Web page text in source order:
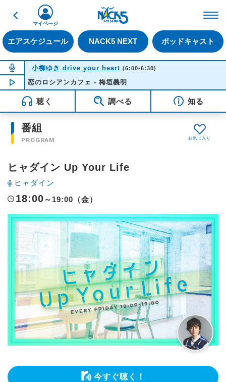
戻る
エアスケジュール NACK5 NEXT ポッドキャスト
マイページ
NOW ON AIR
小柳ゆき drive your heart (6:00-6:30)
NOW PLAYING 05:42
恋のロシアンカフェ - 梅垣義明
聴く 調べる 知る
番組
PROGRAM
ヒャダイン Up Your Life
ヒャダイン
18:00 ～19:00（金）
今すぐ聴く！